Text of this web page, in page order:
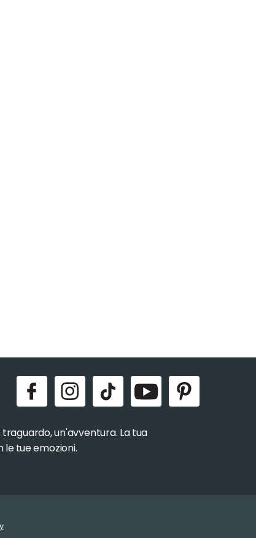
un'avventura. La tua
le tue emozioni.